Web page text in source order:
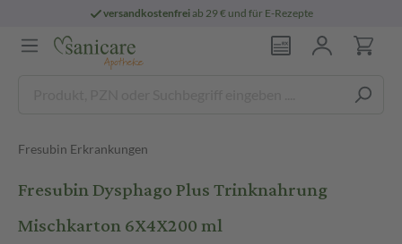
versandkostenfreiab 29 € und für E-Rezepte
Fresubin Erkrankungen
Fresubin Dysphago Plus Trinknahrung
Mischkarton 6X4X200 ml